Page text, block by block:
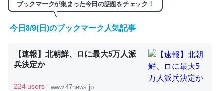
くらい。小説でいう「ずっと前の伏線」は回収されないけ
ど、短期記憶というには多い分量。進化すればするほど分
ブックマークが集まった今日の話題をチェック！
今日8/9(日)のブックマーク人気記事
【速報】北朝鮮、ロに最大5万人派
兵決定か
224 users www.47news.jp